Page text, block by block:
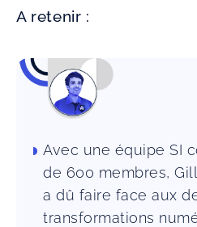
A retenir :
Avec une équipe SI
de 600 membres,
a dû faire face aux
transformations